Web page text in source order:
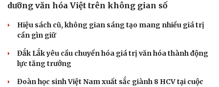
dưỡng văn hóa Việt trên không gian số
Hiệu sách cũ, không gian sáng tạo mang nhiều giá trị
cần gìn giữ
Đắk Lắk yêu cầu chuyển hóa giá trị văn hóa thành động
lực tăng trưởng
Đoàn học sinh Việt Nam xuất sắc giành 8 HCV tại cuộc